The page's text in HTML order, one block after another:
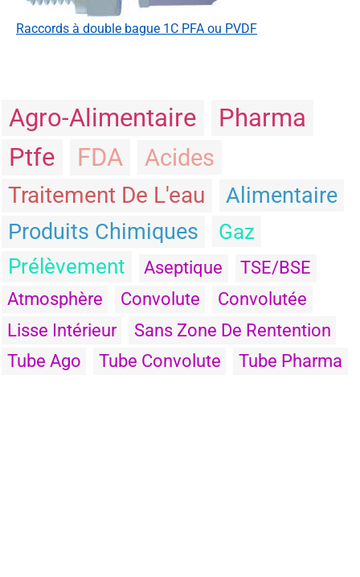
Agro-Alimentaire
Pharma
Ptfe
FDA Acides
Traitement De L'eau
Alimentaire
Produits Chimiques
Gaz
Prélèvement
Aseptique
TSE/BSE
Atmosphère
Convolute
Convolutée
Lisse Intérieur
Sans Zone De Rentention
Tube Ago
Tube Convolute Tube Pharma
Raccords à double bague 1C PFA ou PVDF